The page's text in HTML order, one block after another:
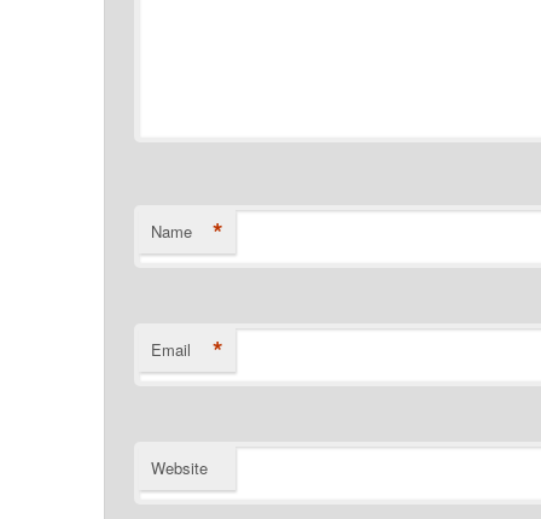
Name *
Email *
Website